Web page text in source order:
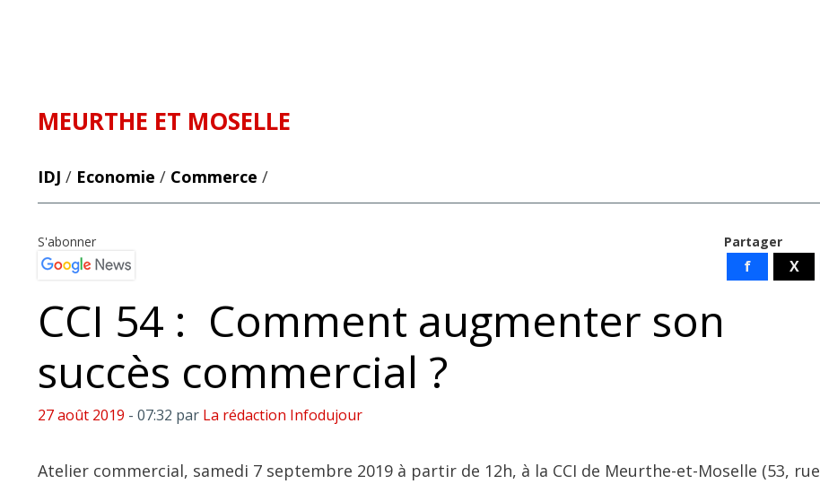
MEURTHE ET MOSELLE
IDJ / Economie / Commerce /
Partager
f X
S'abonner
CCI 54 : Comment augmenter son
succès commercial ?
27 août 2019 - 07:32 par La rédaction Infodujour
Atelier commercial, samedi 7 septembre 2019 à partir de 12h, à la CCI de Meurthe-et-Moselle (53, rue